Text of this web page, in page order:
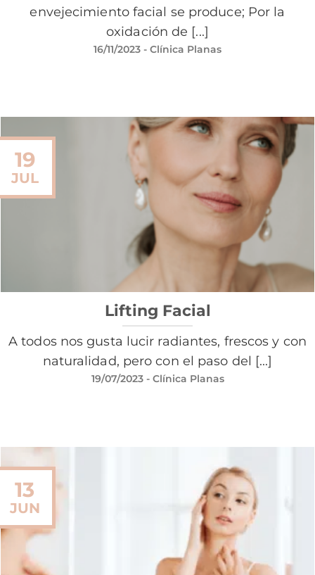
envejecimiento facial se produce; Por la
oxidación de [...]
16/11/2023 - Clínica Planas
Lifting Facial
A todos nos gusta lucir radiantes, frescos y con
naturalidad, pero con el paso del [...]
19/07/2023- Clínica Planas
19
JUL
13
JUN